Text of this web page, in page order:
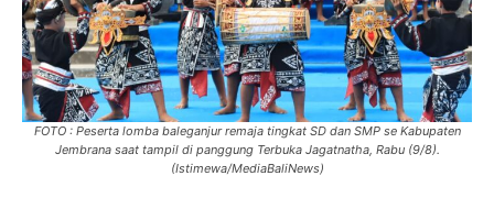
FOTO : Peserta lomba baleganjur remaja tingkat SD dan SMP se Kabupaten
Jembrana saat tampil di panggung Terbuka Jagatnatha, Rabu (9/8).
(Istimewa/MediaBaliNews)